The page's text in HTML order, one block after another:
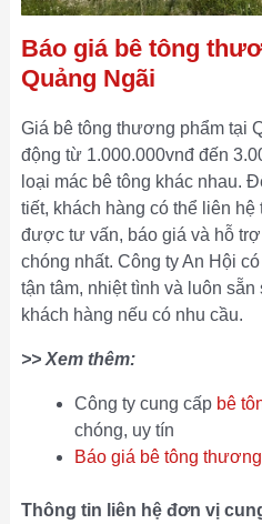
Báo giá bê tông
Quảng Ngãi
Giá bê tông thương phẩm tại
động từ 1.000.000vnđ đến
loại mác bê tông khác nhau.
tiết, khách hàng có thể liên
được tư vấn, báo giá và hỗ
chóng nhất. Công ty An Hội
tận tâm, nhiệt tình và luôn
khách hàng nếu có nhu cầu.
>> Xem thêm:
Công ty cung cấp bê
chóng, uy tín
Báo giá bê tông
Thông tin liên hệ đơn vị